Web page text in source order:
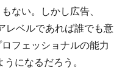
ない。しかし広告、
レベルであれば誰でも意
フェッショナルの能力
になるだろう。